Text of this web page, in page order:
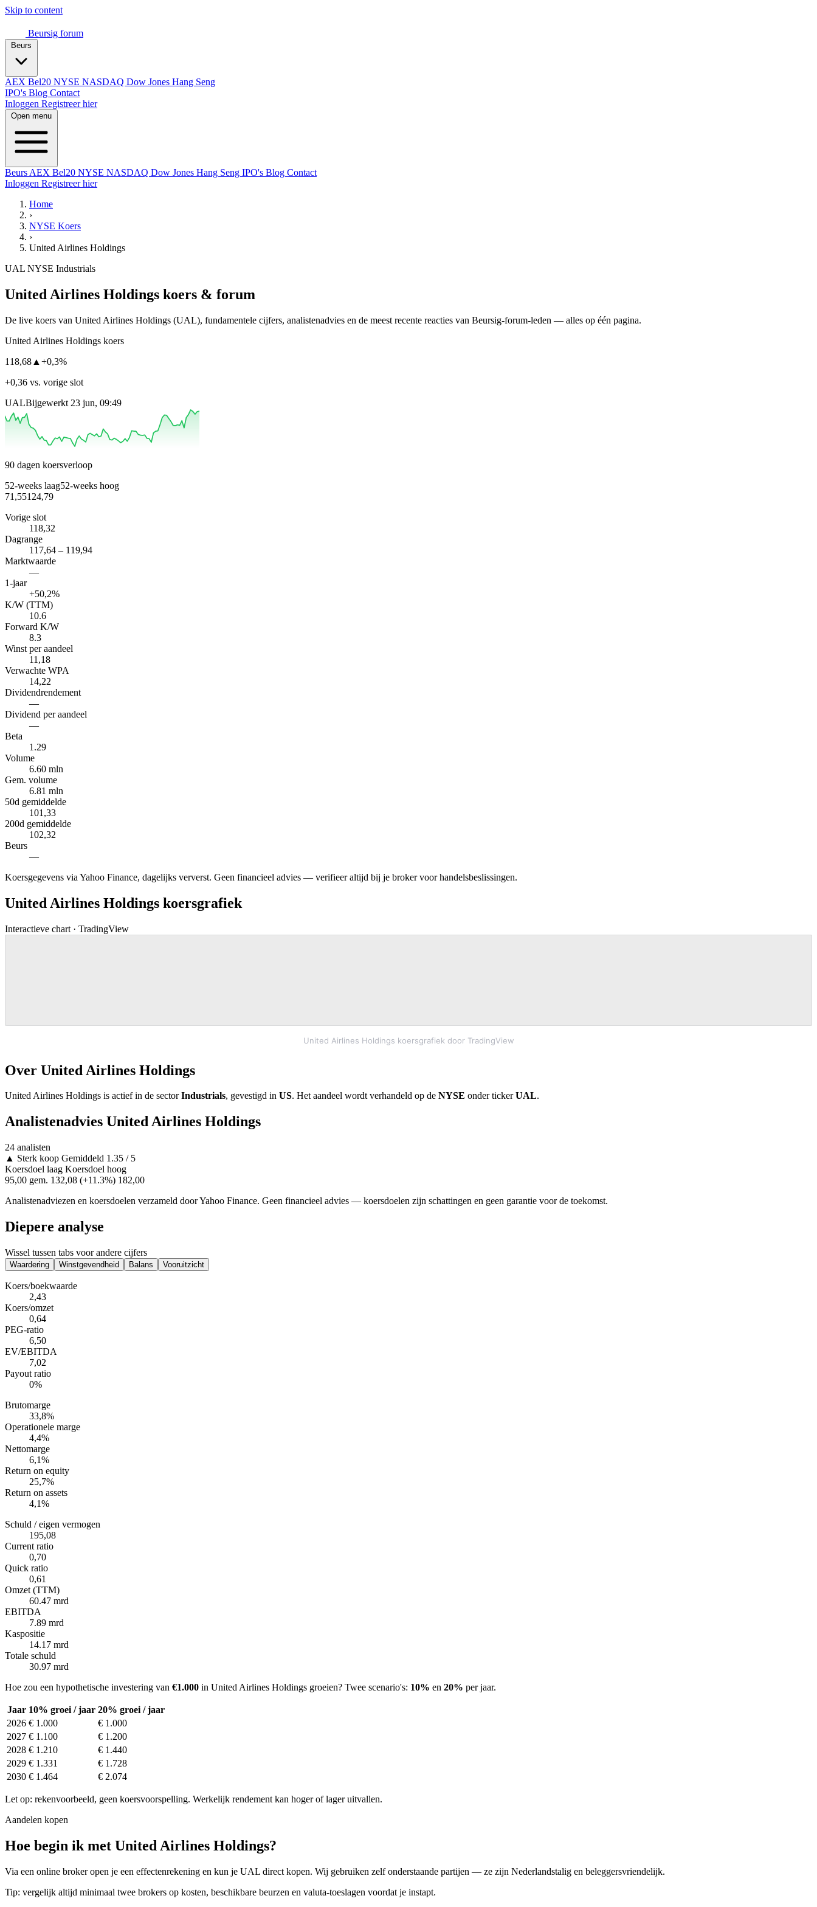
Skip to content
Beursig forum
AEX Bel20 NYSE NASDAQ Dow Jones Hang Seng
IPO's Blog Contact
Inloggen Registreer hier
Open menu
Beurs AEX Bel20 NYSE NASDAQ Dow Jones Hang Seng IPO's Blog Contact
Inloggen Registreer hier
Home
›
NYSE Koers
›
United Airlines Holdings
UAL NYSE Industrials
United Airlines Holdings koers & forum
De live koers van United Airlines Holdings (UAL), fundamentele cijfers, analisten­advies en de meest recente reacties van Beursig-forum-leden — alles op één pagina.
United Airlines Holdings koers
118,68 ▲ +0,3%
+0,36 vs. vorige slot
UALBijgewerkt 23 jun, 09:49
90 dagen koersverloop
52-weeks laag52-weeks hoog
71,55124,79
Vorige slot
118,32
Dagrange
117,64 – 119,94
Marktwaarde
—
1-jaar
+50,2%
K/W (TTM)
10.6
Forward K/W
8.3
Winst per aandeel
11,18
Verwachte WPA
14,22
Dividendrendement
—
Dividend per aandeel
—
Beta
1.29
Volume
6.60 mln
Gem. volume
6.81 mln
50d gemiddelde
101,33
200d gemiddelde
102,32
Beurs
—
Koersgegevens via Yahoo Finance, dagelijks ververst. Geen financieel advies — verifieer altijd bij je broker voor handelsbeslissingen.
United Airlines Holdings koersgrafiek
Interactieve chart · TradingView
United Airlines Holdings koersgrafiek door TradingView
Over United Airlines Holdings
United Airlines Holdings is actief in de sectorIndustrials, gevestigd in US. Het aandeel wordt verhandeld op de NYSE onder tickerUAL.
Analistenadvies United Airlines Holdings
24 analisten
▲ Sterk koop Gemiddeld 1.35 / 5
Koersdoel laag Koersdoel hoog
95,00 gem. 132,08 (+11.3%) 182,00
Analistenadviezen en koersdoelen verzameld door Yahoo Finance. Geen financieel advies — koersdoelen zijn schattingen en geen garantie voor de toekomst.
Diepere analyse
Wissel tussen tabs voor andere cijfers
Waardering Winstgevendheid Balans Vooruitzicht
Koers/boekwaarde
2,43
Koers/omzet
0,64
PEG-ratio
6,50
EV/EBITDA
7,02
Payout ratio
0%
Brutomarge
33,8%
Operationele marge
4,4%
Nettomarge
6,1%
Return on equity
25,7%
Return on assets
4,1%
Schuld / eigen vermogen
195,08
Current ratio
0,70
Quick ratio
0,61
Omzet (TTM)
60.47 mrd
EBITDA
7.89 mrd
Kaspositie
14.17 mrd
Totale schuld
30.97 mrd
Hoe zou een hypothetische investering van €1.000 in United Airlines Holdings groeien? Twee scenario's: 10% en 20% per jaar.
Jaar 10% groei / jaar 20% groei / jaar
2026 € 1.000
€ 1.000
2027 € 1.100
€ 1.200
2028 € 1.210
€ 1.440
2029 € 1.331
€ 1.728
2030 € 1.464 € 2.074
Let op: rekenvoorbeeld, geen koersvoorspelling. Werkelijk rendement kan hoger of lager uitvallen.
Aandelen kopen
Hoe begin ik met United Airlines Holdings?
Via een online broker open je een effectenrekening en kun je UAL direct kopen. Wij gebruiken zelf onderstaande partijen — ze zijn Nederlandstalig en beleggersvriendelijk.
Tip: vergelijk altijd minimaal twee brokers op kosten, beschikbare beurzen en valuta-toeslagen voordat je instapt.